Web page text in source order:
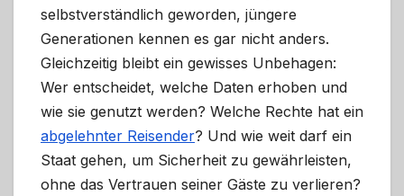
selbstverständlich geworden, jüngere
Generationen kennen es gar nicht anders.
Gleichzeitig bleibt ein gewisses Unbehagen:
Wer entscheidet, welche Daten erhoben und
wie sie genutzt werden? Welche Rechte hat ein
abgelehnter Reisender? Und wie weit darf ein
Staat gehen, um Sicherheit zu gewährleisten,
ohne das Vertrauen seiner Gäste zu verlieren?